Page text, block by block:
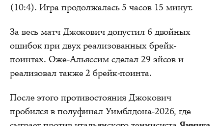
(10:4). Игра продолжалась 5 часов 15 минут.
За весь матч Джокович допустил 6 двойных
ошибок при двух реализованных брейк-
поинтах. Оже-Альяссим сделал 29 эйсов и
реализовал также 2 брейк-поинта.
После этого противостояния Джокович
пробился в полуфинал Уимблдона-2026, где